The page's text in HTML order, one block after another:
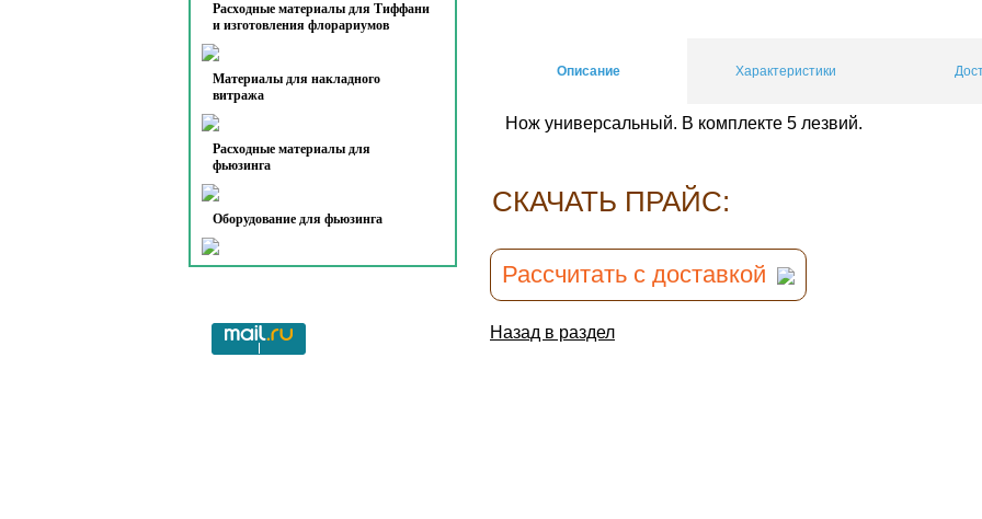
Расходные материалы для Тиффани
и изготовления флорариумов
Материалы для накладного
витража
Расходные материалы для
фьюзинга
Оборудование для фьюзинга
Описание Характеристики
Нож универсальный. В комплекте 5 лезвий.
CКАЧАТЬ ПРАЙС:
Рассчитать с доставкой
Назад в раздел